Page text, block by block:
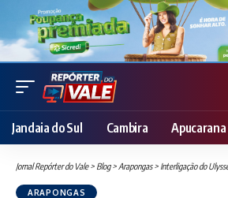
Jandaia do Sul Cambira Apucarana
Jornal Repórter do Vale> Blog>Arapongas> Interligação do Ulysses ao
ARAPONGAS